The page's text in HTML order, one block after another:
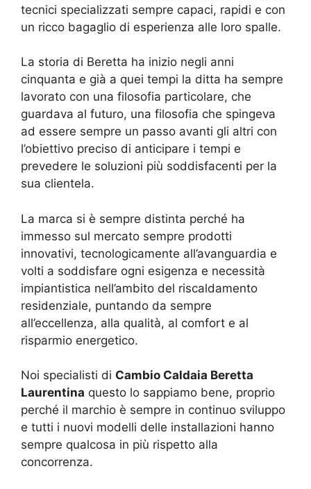
tecnici specializzati sempre capaci, rapidi e con
un ricco bagaglio di esperienza alle loro spalle.
La storia di Beretta ha inizio negli anni
cinquanta e già a quei tempi la ditta ha sempre
lavorato con una filosofia particolare, che
guardava al futuro, una filosofia che spingeva
ad essere sempre un passo avanti gli altri con
l’obiettivo preciso di anticipare i tempi e
prevedere le soluzioni più soddisfacenti per la
sua clientela.
La marca si è sempre distinta perché ha
immesso sul mercato sempre prodotti
innovativi, tecnologicamente all’avanguardia e
volti a soddisfare ogni esigenza e necessità
impiantistica nell’ambito del riscaldamento
residenziale, puntando da sempre
all’eccellenza, alla qualità, al comfort e al
risparmio energetico.
Noi specialisti di Cambio Caldaia Beretta
Laurentina questo lo sappiamo bene, proprio
perché il marchio è sempre in continuo sviluppo
e tutti i nuovi modelli delle installazioni hanno
sempre qualcosa in più rispetto alla
concorrenza.